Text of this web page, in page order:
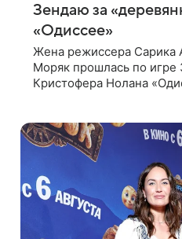
Зендаю за
«Одиссее»
Жена режиссера Сарика
Моряк прошлась по
Кристофера Нолана